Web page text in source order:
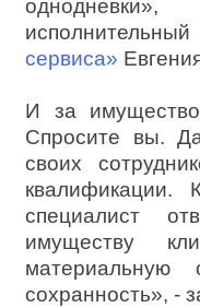
сервиса»
И за
Спросите вы.
своих
квалификации.
специалист
имуществу
материальную
сохранность», -